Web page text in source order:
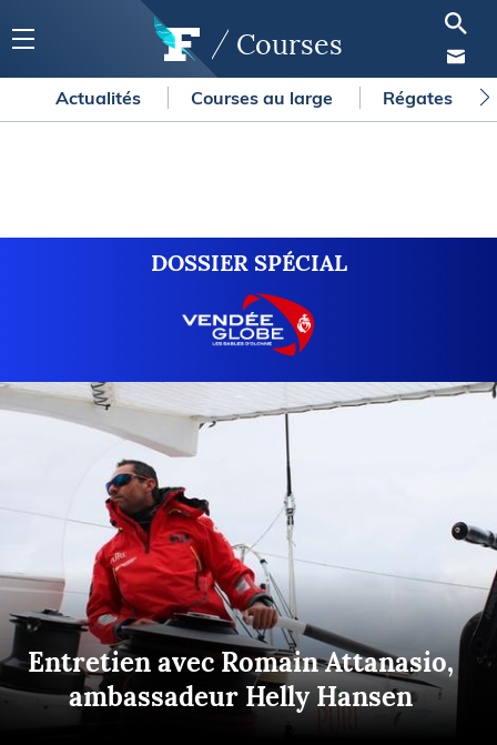
Courses
Actualités Courses au large Régates
DOSSIER SPÉCIAL
Entretien avec Romain Attanasio,
ambassadeur Helly Hansen